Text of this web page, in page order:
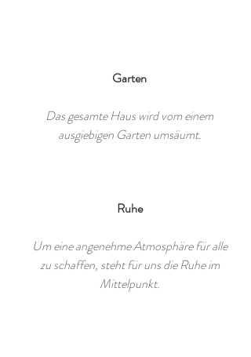
Garten
Das gesamte Haus wird vom einem
ausgiebigen Garten umsäumt.
Ruhe
Um eine angenehme Atmosphäre für alle
zu schaffen, steht für uns die Ruhe im
Mittelpunkt.